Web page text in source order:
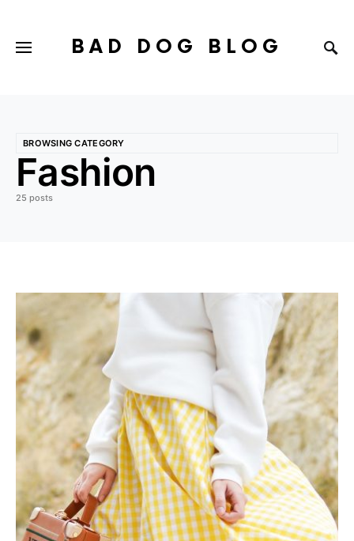
BAD DOG BLOG
BROWSING CATEGORY
Fashion
25 posts